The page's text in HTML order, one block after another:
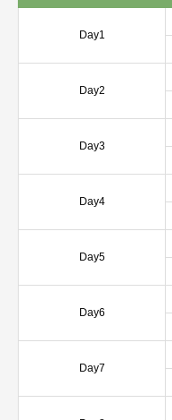
Day1
Day2
Day3
Day4
Day5
Day6
Day7